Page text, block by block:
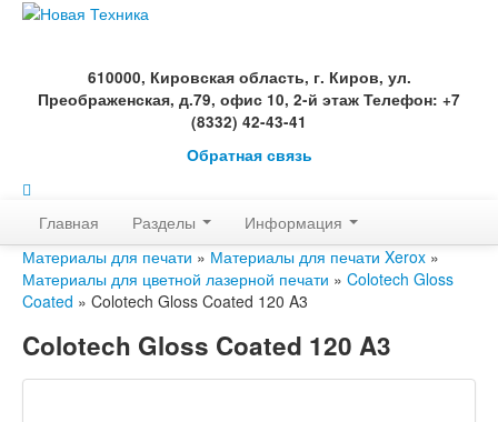
610000, Кировская область, г. Киров, ул.
Преображенская, д.79, офис 10, 2-й этаж Телефон: +7
(8332) 42-43-41
Обратная связь
Главная Разделы
Информация
Материалы для печати » Материалы для печати Xerox »
Материалы для цветной лазерной печати » Colotech Gloss
Coated » Colotech Gloss Coated 120 A3
Colotech Gloss Coated 120 A3